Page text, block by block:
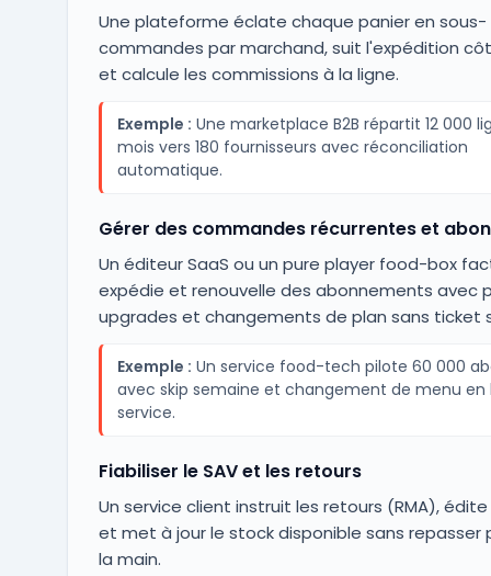
Une plateforme éclate chaque panier en sous-
commandes par marchand, suit l'expédition
et calcule les commissions à la ligne.
Exemple : Une marketplace B2B répartit 12 000
mois vers 180 fournisseurs avec réconciliation
automatique.
Gérer des commandes récurrentes et
Un éditeur SaaS ou un pure player food-box
expédie et renouvelle des abonnements avec
upgrades et changements de plan sans ticket
Exemple : Un service food-tech pilote 60 000
avec skip semaine et changement de menu en
service.
Fiabiliser le SAV et les retours
Un service client instruit les retours (RMA),
et met à jour le stock disponible sans repasser
la main.